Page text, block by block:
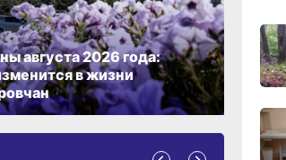
августа 2026 года:
в жизни
вчера